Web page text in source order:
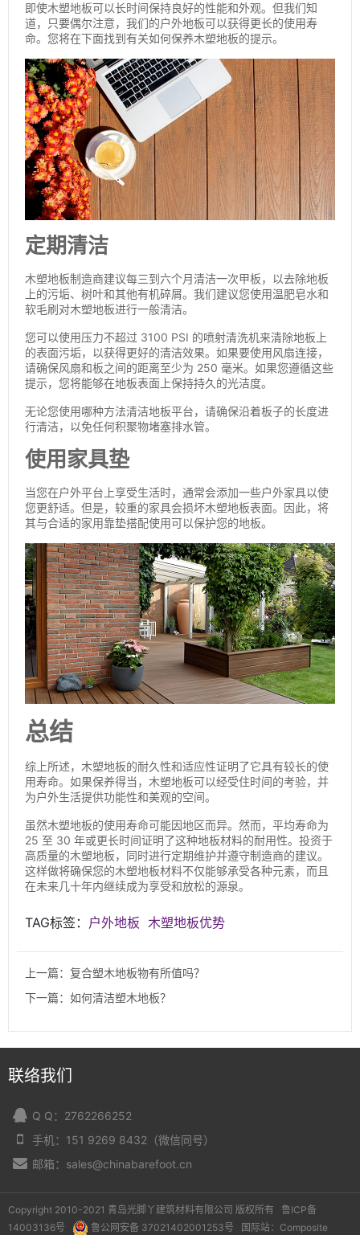
即使木塑地板可以长时间保持良好的性能和外观。但我们知
道，只要偶尔注意，我们的户外地板可以获得更长的使用寿
命。您将在下面找到有关如何保养木塑地板的提示。
定期清洁
木塑地板制造商建议每三到六个月清洁一次甲板，以去除地板
上的污垢、树叶和其他有机碎屑。我们建议您使用温肥皂水和
软毛刷对木塑地板进行一般清洁。
您可以使用压力不超过 3100 PSI 的喷射清洗机来清除地板上
的表面污垢，以获得更好的清洁效果。如果要使用风扇连接，
请确保风扇和板之间的距离至少为 250 毫米。如果您遵循这些
提示，您将能够在地板表面上保持持久的光洁度。
无论您使用哪种方法清洁地板平台，请确保沿着板子的长度进
行清洁，以免任何积聚物堵塞排水管。
使用家具垫
当您在户外平台上享受生活时，通常会添加一些户外家具以使
您更舒适。但是，较重的家具会损坏木塑地板表面。因此，将
其与合适的家用靠垫搭配使用可以保护您的地板。
总结
综上所述，木塑地板的耐久性和适应性证明了它具有较长的使
用寿命。如果保养得当，木塑地板可以经受住时间的考验，并
为户外生活提供功能性和美观的空间。
虽然木塑地板的使用寿命可能因地区而异。然而，平均寿命为
25 至 30 年或更长时间证明了这种地板材料的耐用性。投资于
高质量的木塑地板，同时进行定期维护并遵守制造商的建议。
这样做将确保您的木塑地板材料不仅能够承受各种元素，而且
在未来几十年内继续成为享受和放松的源泉。
TAG标签： 户外地板 木塑地板优势
上一篇：复合塑木地板物有所值吗？
下一篇：如何清洁塑木地板？
联络我们
Q Q：2762266252
手机：151 9269 8432（微信同号）
邮箱：sales@chinabarefoot.cn
Copyright 2010-2021 青岛光脚丫建筑材料有限公司 版权所有 鲁ICP备
14003136号
鲁公网安备 37021402001253号 国际站： Composite